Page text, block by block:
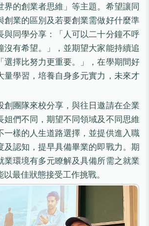
界的創業者思維」等主題。希望讓同
創業的區別及若要創業需做好什麼準
與同學分享：「人可以二十分鐘不呼
沒有希望。」，並期望大家能持續追
選擇比努力更重要。」，在學期間好
量學習，培養自身多元實力，未來才
創團隊來校分享，與往日邀請在企業
姐們不同，期望不同領域及不同思維
一樣的人生道路選擇，並提供進入職
及認知，提早具備畢業的即戰力。期
業環境有多元瞭解及具備所需之就業
最佳狀態接受工作挑戰。